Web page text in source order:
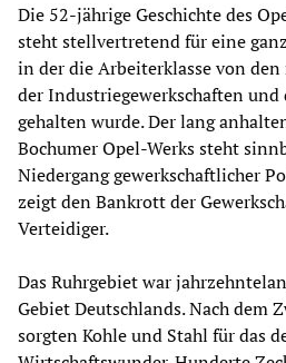
Die 52-jährige Geschichte des
steht stellvertretend für eine
in der die Arbeiterklasse von
der Industriegewerkschaften
gehalten wurde. Der lang
Bochumer Opel-Werks steht
Niedergang gewerkschaftlicher
zeigt den Bankrott der
Verteidiger.
Das Ruhrgebiet war
Gebiet Deutschlands. Nach dem
sorgten Kohle und Stahl für das